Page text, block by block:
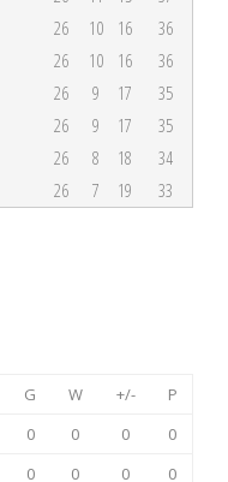
26 10 16
36
26 10 16
36
26 9 17
35
26 9 17
35
26 8 18
34
26 7 19 33
G W +/-
P
0 0 0
0
0 0 0
0